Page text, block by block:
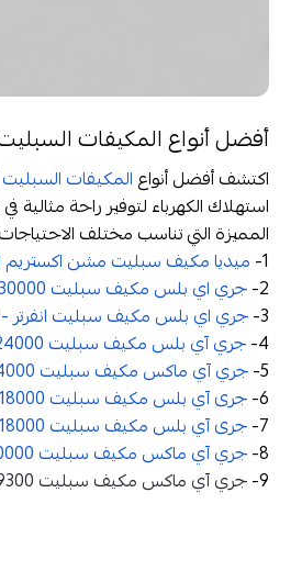
أفضل أنواع المكيفات
اكتشف أفضل أنواع المكيفات السبليت
استهلاك الكهرباء لتوفير راحة
المميزة التي تناسب مختلف الاحتياجات
1- ميديا مكيف سبليت مشن اكستريم 27000 وحدة - حار وبارد - انفرتر - MSTMXV30HR
2- جري اي بلس مكيف سبليت 30000 وحدة - 2.5 طن - حار وبارد - انفرتر - GWH30AVEXH
3- جري اي بلس مكيف سبليت انفرتر - 30000 وحدة - بارد فقط - GWC30AVEXH
4- جري آي بلس مكيف سبليت 24000 وحدة - 2 طن - بارد وحار - انفرتر - GWH24AVEXF
5- جري آي ماكس مكيف سبليت 24000 وحدة - 2 طن - بارد فقط - انفرتر - GWC24AVEXF
6- جرى آي بلس مكيف سبليت 18000 وحدة - 1.5 طن - بارد وحار - انفرتر - GWH18AVDXE
7- جرى آي بلس مكيف سبليت 18000 وحدة - بارد فقط - انفرتر - GWC18AVDXE
8- جري آي ماكس مكيف سبليت 30000 وحدة - 2.5 طن - حار وبارد - واي فاي - GWH30AVEXH
9- جري آي ماكس مكيف سبليت 19300 وحدة - بارد فقط - واي فاي - GWC18AVDXF